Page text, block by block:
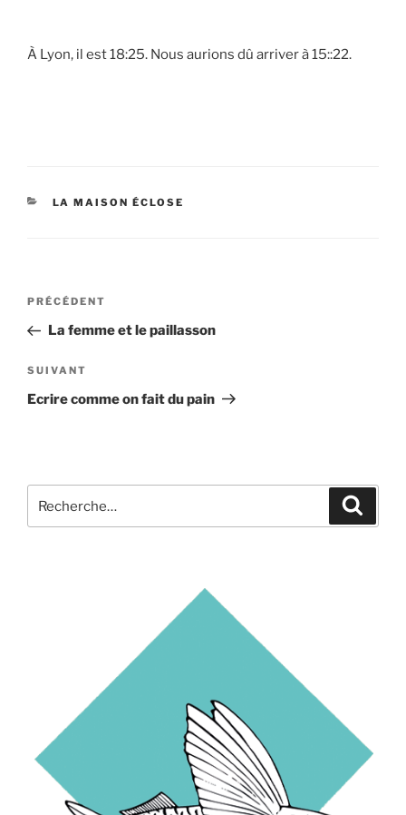
À Lyon, il est 18:25. Nous aurions dû arriver à 15::22.
CATÉGORIES
LA MAISON ÉCLOSE
Navigation
l’article
Article
précédent
PRÉCÉDENT
La femme et le paillasson
Article
suivant
SUIVANT
Ecrire comme on fait du pain
pour